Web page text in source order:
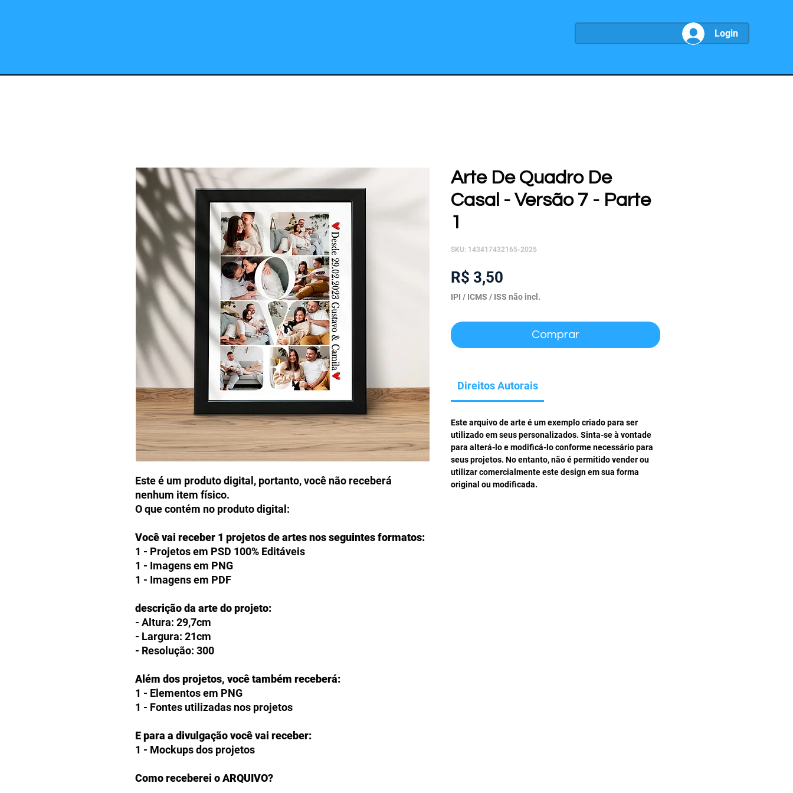
Login
Este é um produto digital, portanto, você não receberá
nenhum item físico.
O que contém no produto digital:
Você vai receber 1 projetos de artes nos seguintes formatos:
1 - Projetos em PSD 100% Editáveis
1 - Imagens em PNG
1 - Imagens em PDF
descrição da arte do projeto:
- Altura: 29,7cm
- Largura: 21cm
- Resolução: 300
Além dos projetos, você também receberá:
1 - Elementos em PNG
1 - Fontes utilizadas nos projetos
E para a divulgação você vai receber:
1 - Mockups dos projetos
Como receberei o ARQUIVO?
Arte De Quadro De
Casal - Versão 7 - Parte
1
SKU: 143417432165-2025
R$ 3,50
IPI / ICMS / ISS não incl.
Comprar
Direitos Autorais
Este arquivo de arte é um exemplo criado para ser
utilizado em seus personalizados. Sinta-se à vontade
para alterá-lo e modificá-lo conforme necessário para
seus projetos. No entanto, não é permitido vender ou
utilizar comercialmente este design em sua forma
original ou modificada.